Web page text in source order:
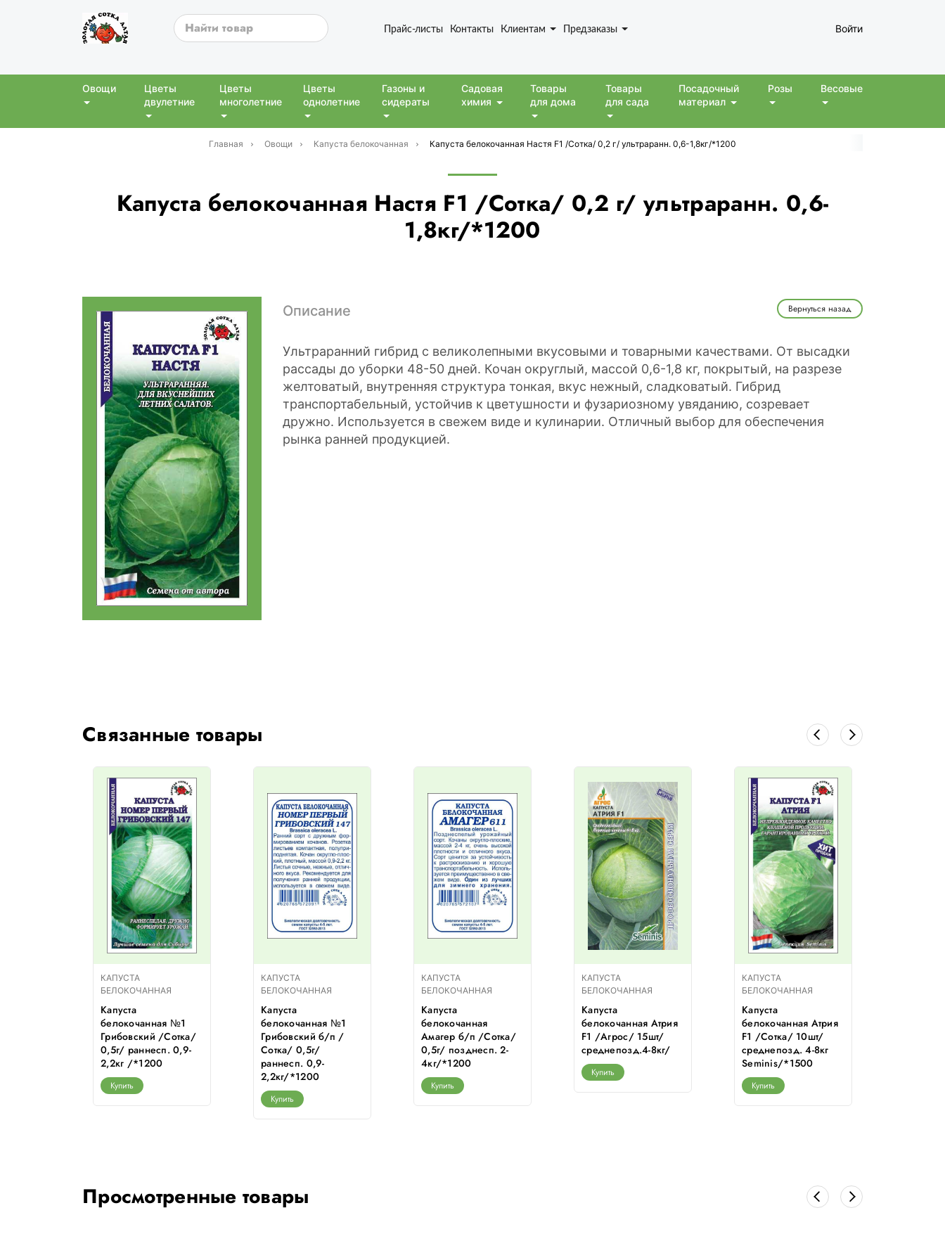
Прайс-листы Контакты Клиентам Предзаказы Войти
Овощи
Цветы
двулетние
Цветы
многолетние
Цветы
однолетние
Газоны и
сидераты
Садовая
химия
Товары
для дома
Товары
для сада
Посадочный
материал
Розы Весовые
Главная Овощи Капуста белокочанная Капуста белокочанная Настя F1 /Сотка/ 0,2 г/ ультраранн. 0,6-1,8кг/*1200
Капуста белокочанная Настя F1 /Сотка/ 0,2 г/ ультраранн. 0,6-
1,8кг/*1200
Вернуться назад
Описание
Ультраранний гибрид с великолепными вкусовыми и товарными качествами. От высадки
рассады до уборки 48-50 дней. Кочан округлый, массой 0,6-1,8 кг, покрытый, на разрезе
желтоватый, внутренняя структура тонкая, вкус нежный, сладковатый. Гибрид
транспортабельный, устойчив к цветушности и фузариозному увяданию, созревает
дружно. Используется в свежем виде и кулинарии. Отличный выбор для обеспечения
рынка ранней продукцией.
Связанные товары
КАПУСТА
БЕЛОКОЧАННАЯ
Капуста
белокочанная №1
Грибовский /Сотка/
0,5г/ раннесп. 0,9-
2,2кг /*1200
Купить
КАПУСТА
БЕЛОКОЧАННАЯ
Капуста
белокочанная №1
Грибовский б/п /
Сотка/ 0,5г/
раннесп. 0,9-
2,2кг/*1200
Купить
КАПУСТА
БЕЛОКОЧАННАЯ
Капуста
белокочанная
Амагер б/п /Сотка/
0,5г/ позднесп. 2-
4кг/*1200
Купить
КАПУСТА
БЕЛОКОЧАННАЯ
Капуста
белокочанная Атрия
F1 /Агрос/ 15шт/
среднепозд.4-8кг/
Купить
КАПУСТА
БЕЛОКОЧАННАЯ
Капуста
белокочанная Атрия
F1 /Сотка/ 10шт/
среднепозд. 4-8кг
Seminis/*1500
Купить
Просмотренные товары